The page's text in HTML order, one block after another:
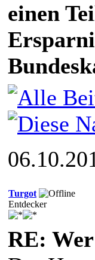
einen
Turgot
Entdecker
RE: